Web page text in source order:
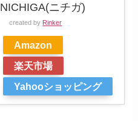
NICHIGA(ニチガ)
created by Rinker
Amazon
楽天市場
Yahooショッピング